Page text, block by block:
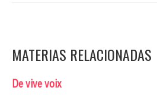
MATERIAS RELACIONADAS
De vive voix